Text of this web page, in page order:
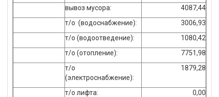
вывоз мусора:
4087,44
т/о (водоснабжение):
3006,93
т/о (водоотведение):
1080,42
т/о (отопление):
7751,98
т/о
(электроснабжение):
1879,28
т/о лифта:
0,00